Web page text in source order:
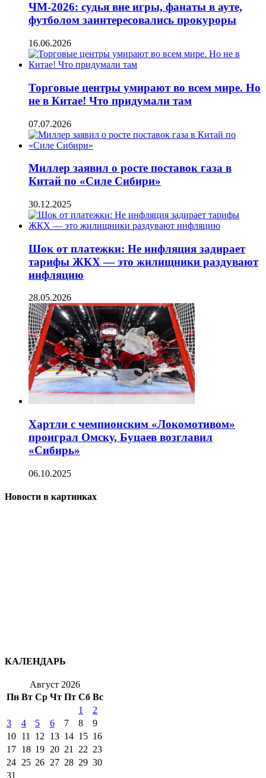
ЧМ-2026: судья вне игры, фанаты в ауте,
футболом заинтересовались прокуроры
16.06.2026
Торговые центры умирают во всем мире. Но
не в Китае! Что придумали там
07.07.2026
Миллер заявил о росте поставок газа в
Китай по «Силе Сибири»
30.12.2025
Шок от платежки: Не инфляция задирает
тарифы ЖКХ — это жилищники раздувают
инфляцию
28.05.2026
Хартли с чемпионским «Локомотивом»
проиграл Омску, Буцаев возглавил
«Сибирь»
06.10.2025
Новости в картинках
КАЛЕНДАРЬ
Август 2026
Пн Вт Ср Чт Пт Сб Вс
1
2
3
4 5 6 7 8
9
10 11 12 13 14 15 16
17 18 19 20 21 22 23
24 25 26 27 28 29 30
31